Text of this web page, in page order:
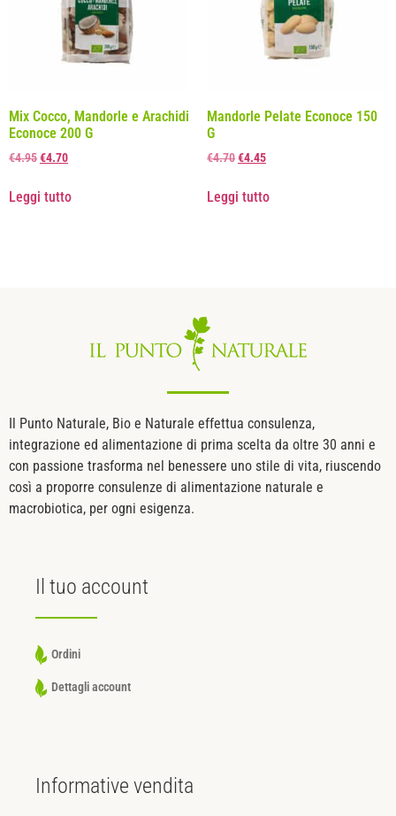
Mix Cocco, Mandorle e Arachidi
Econoce 200 G
€4.95€4.70
Leggi tutto
Mandorle Pelate Econoce 150
G
€4.70€4.45
Leggi tutto
Il Punto Naturale, Bio e Naturale effettua consulenza,
integrazione ed alimentazione di prima scelta da oltre 30 anni e
con passione trasforma nel benessere uno stile di vita, riuscendo
così a proporre consulenze di alimentazione naturale e
macrobiotica, per ogni esigenza.
Il tuo account
Ordini
Dettagli account
Informative vendita